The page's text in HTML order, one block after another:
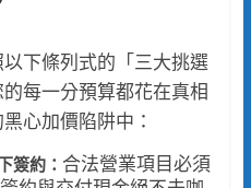
下條列式的「三大挑選
每一分預算都花在真相
心加價陷阱中：
簽約： 合法營業項目必須